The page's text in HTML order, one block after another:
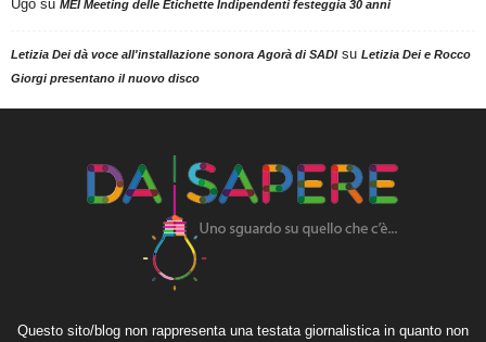
Ugo su MEI Meeting delle Etichette Indipendenti festeggia 30 anni
Letizia Dei dà voce all'installazione sonora Agorà di SADIsu Letizia Dei e Rocco
Giorgi presentano il nuovo disco
Questo sito/blog non rappresenta una testata giornalistica in quanto non